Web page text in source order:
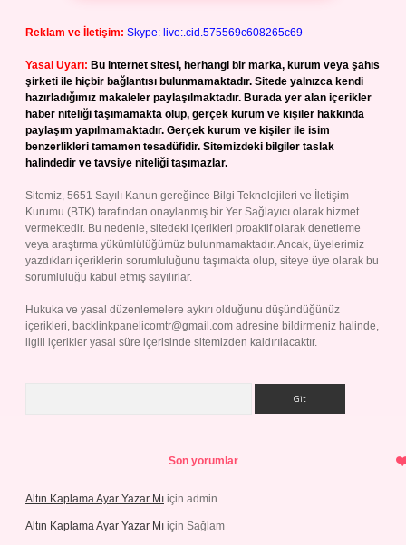
Reklam ve İletişim: Skype: live:.cid.575569c608265c69
Yasal Uyarı: Bu internet sitesi, herhangi bir marka, kurum veya şahıs
şirketi ile hiçbir bağlantısı bulunmamaktadır. Sitede yalnızca kendi
hazırladığımız makaleler paylaşılmaktadır. Burada yer alan içerikler
haber niteliği taşımamakta olup, gerçek kurum ve kişiler hakkında
paylaşım yapılmamaktadır. Gerçek kurum ve kişiler ile isim
benzerlikleri tamamen tesadüfidir. Sitemizdeki bilgiler taslak
halindedir ve tavsiye niteliği taşımazlar.
Sitemiz, 5651 Sayılı Kanun gereğince Bilgi Teknolojileri ve İletişim
Kurumu (BTK) tarafından onaylanmış bir Yer Sağlayıcı olarak hizmet
vermektedir. Bu nedenle, sitedeki içerikleri proaktif olarak denetleme
veya araştırma yükümlülüğümüz bulunmamaktadır. Ancak, üyelerimiz
yazdıkları içeriklerin sorumluluğunu taşımakta olup, siteye üye olarak bu
sorumluluğu kabul etmiş sayılırlar.
Hukuka ve yasal düzenlemelere aykırı olduğunu düşündüğünüz
içerikleri, backlinkpanelicomtr@gmail.com adresine bildirmeniz halinde,
ilgili içerikler yasal süre içerisinde sitemizden kaldırılacaktır.
Son yorumlar
Altın Kaplama Ayar Yazar Mı için admin
Altın Kaplama Ayar Yazar Mı için Sağlam